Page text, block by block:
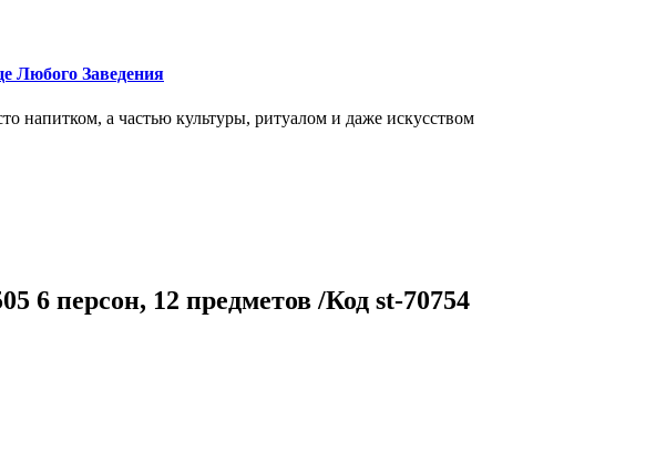
Любого Заведения
напитком, а частью культуры, ритуалом и даже искусством
6 персон, 12 предметов /Код st-70754